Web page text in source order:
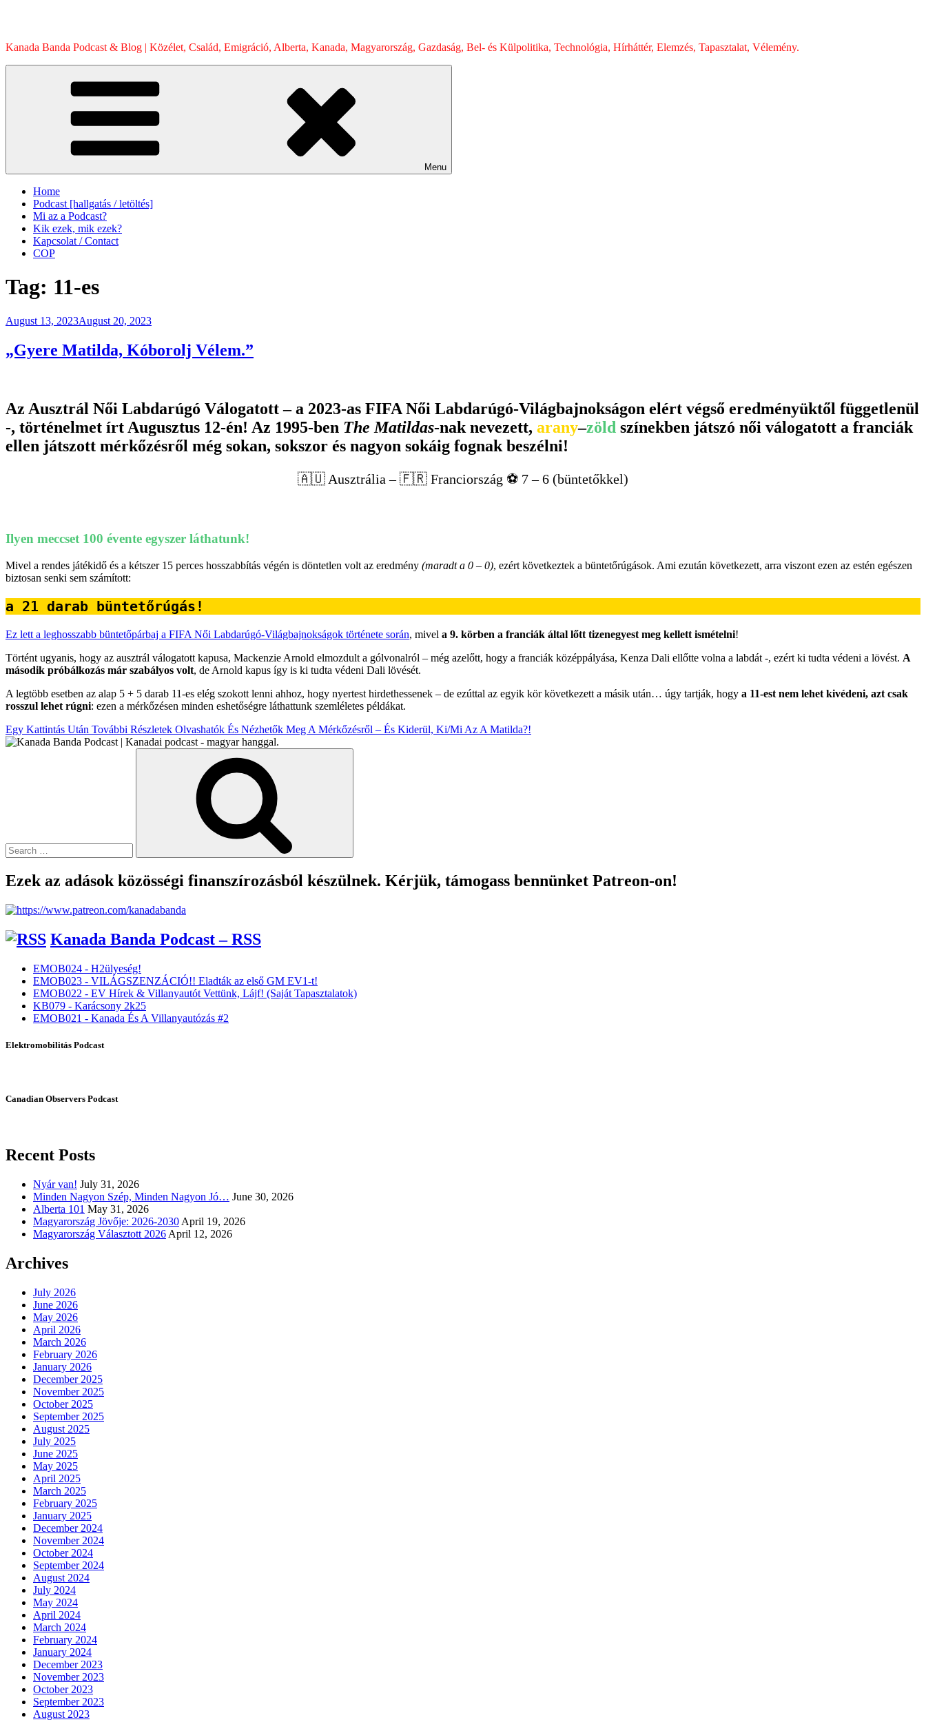
Kanada Banda Podcast & Blog | Közélet, Család, Emigráció, Alberta, Kanada, Magyarország, Gazdaság, Bel- és Külpolitika, Technológia, Hírháttér, Elemzés, Tapasztalat, Vélemény.
Menu
Home
Podcast [hallgatás / letöltés]
Mi az a Podcast?
Kik ezek, mik ezek?
Kapcsolat / Contact
COP
Tag: 11-es
Posted
August 13, 2023August 20, 2023
„Gyere Matilda, Kóborolj Vélem.”
Az Ausztrál Női Labdarúgó Válogatott – a 2023-as FIFA Női Labdarúgó-Világbajnokságon elért végső eredményüktől függetlenül
-, történelmet írt Augusztus 12-én! Az 1995-ben The Matildas-nak nevezett, arany–zöld színekben játszó női válogatott a franciák
ellen játszott mérkőzésről még sokan, sokszor és nagyon sokáig fognak beszélni!
🇦🇺 Ausztrália – 🇫🇷 Franciország ⚽️ 7 – 6 (büntetőkkel)
Ilyen meccset 100 évente egyszer láthatunk!
Mivel a rendes játékidő és a kétszer 15 perces hosszabbítás végén is döntetlen volt az eredmény (maradt a 0 – 0), ezért következtek a büntetőrúgások. Ami ezután következett, arra viszont ezen az estén egészen
biztosan senki sem számított:
a 21 darab büntetőrúgás!
Ez lett a leghosszabb büntetőpárbaj a FIFA Női Labdarúgó-Világbajnokságok története során, mivel a 9. körben a franciák által lőtt tizenegyest meg kellett ismételni!
Történt ugyanis, hogy az ausztrál válogatott kapusa, Mackenzie Arnold elmozdult a gólvonalról – még azelőtt, hogy a franciák középpályása, Kenza Dali ellőtte volna a labdát -, ezért ki tudta védeni a lövést. A
második próbálkozás már szabályos volt, de Arnold kapus így is ki tudta védeni Dali lövését.
A legtöbb esetben az alap 5 + 5 darab 11-es elég szokott lenni ahhoz, hogy nyertest hirdethessenek – de ezúttal az egyik kör következett a másik után… úgy tartják, hogy a 11-est nem lehet kivédeni, azt csak
rosszul lehet rúgni: ezen a mérkőzésen minden eshetőségre láthattunk szemléletes példákat.
Egy Kattintás Után További Részletek Olvashatók És Nézhetők Meg A Mérkőzésről – És Kiderül, Ki/Mi Az A Matilda?!
Ezek az adások közösségi finanszírozásból készülnek. Kérjük, támogass bennünket Patreon-on!
Kanada Banda Podcast – RSS
EMOB024 - H2ülyeség!
EMOB023 - VILÁGSZENZÁCIÓ!! Eladták az első GM EV1-t!
EMOB022 - EV Hírek & Villanyautót Vettünk, Lájf! (Saját Tapasztalatok)
KB079 - Karácsony 2k25
EMOB021 - Kanada És A Villanyautózás #2
Elektromobilitás Podcast
Canadian Observers Podcast
Recent Posts
Nyár van! July 31, 2026
Minden Nagyon Szép, Minden Nagyon Jó… June 30, 2026
Alberta 101 May 31, 2026
Magyarország Jövője: 2026-2030 April 19, 2026
Magyarország Választott 2026 April 12, 2026
Archives
July 2026
June 2026
May 2026
April 2026
March 2026
February 2026
January 2026
December 2025
November 2025
October 2025
September 2025
August 2025
July 2025
June 2025
May 2025
April 2025
March 2025
February 2025
January 2025
December 2024
November 2024
October 2024
September 2024
August 2024
July 2024
May 2024
April 2024
March 2024
February 2024
January 2024
December 2023
November 2023
October 2023
September 2023
August 2023